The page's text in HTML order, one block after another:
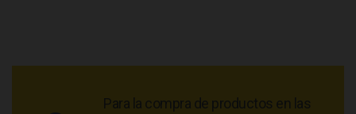
Para la compra de productos en las